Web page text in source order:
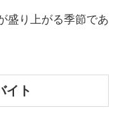
盛り上がる季節であ
イト